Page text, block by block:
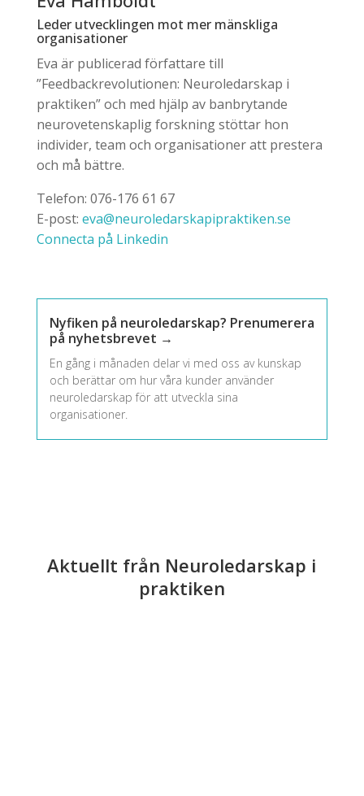
Leder utvecklingen mot mer mänskliga
organisationer
Eva är publicerad författare till
”Feedbackrevolutionen: Neuroledarskap i
praktiken” och med hjälp av banbrytande
neurovetenskaplig forskning stöttar hon
individer, team och organisationer att prestera
och må bättre.
Telefon: 076-176 61 67
E-post: eva@neuroledarskapipraktiken.se
Connecta på Linkedin
Nyfiken på neuroledarskap? Prenumerera
på nyhetsbrevet →
En gång i månaden delar vi med oss av kunskap
och berättar om hur våra kunder använder
neuroledarskap för att utveckla sina
organisationer.
Aktuellt från Neuroledarskap i
praktiken